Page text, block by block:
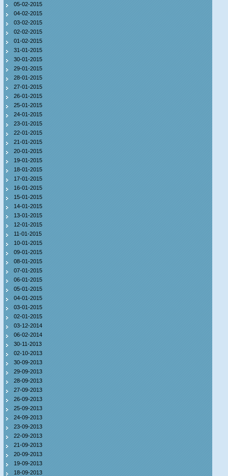
05-02-2015
04-02-2015
03-02-2015
02-02-2015
01-02-2015
31-01-2015
30-01-2015
29-01-2015
28-01-2015
27-01-2015
26-01-2015
25-01-2015
24-01-2015
23-01-2015
22-01-2015
21-01-2015
20-01-2015
19-01-2015
18-01-2015
17-01-2015
16-01-2015
15-01-2015
14-01-2015
13-01-2015
12-01-2015
11-01-2015
10-01-2015
09-01-2015
08-01-2015
07-01-2015
06-01-2015
05-01-2015
04-01-2015
03-01-2015
02-01-2015
03-12-2014
06-02-2014
30-11-2013
02-10-2013
30-09-2013
29-09-2013
28-09-2013
27-09-2013
26-09-2013
25-09-2013
24-09-2013
23-09-2013
22-09-2013
21-09-2013
20-09-2013
19-09-2013
18-09-2013